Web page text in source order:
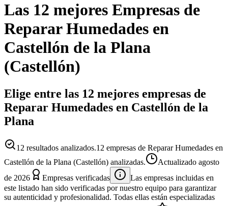
Las 12 mejores Empresas de
Reparar Humedades en
Castellón de la Plana
(Castellón)
Elige entre las 12 mejores empresas de
Reparar Humedades en Castellón de la
Plana
12 resultados analizados.12 empresas de Reparar Humedades en
Castellón de la Plana (Castellón) analizadas.
Actualizado agosto
de 2026
Empresas verificadas
Las empresas incluidas en
este listado han sido verificadas por nuestro equipo para garantizar
su autenticidad y profesionalidad. Todas ellas están especializadas